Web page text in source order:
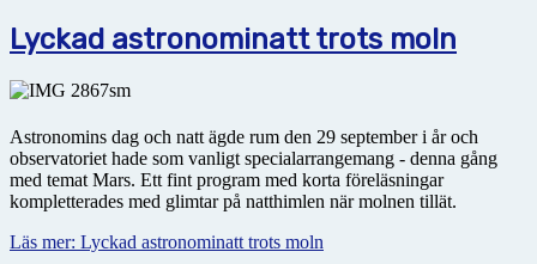
Lyckad astronominatt trots moln
Astronomins dag och natt ägde rum den 29 september i år och
observatoriet hade som vanligt specialarrangemang - denna gång
med temat Mars. Ett fint program med korta föreläsningar
kompletterades med glimtar på natthimlen när molnen tillät.
Läs mer: Lyckad astronominatt trots moln